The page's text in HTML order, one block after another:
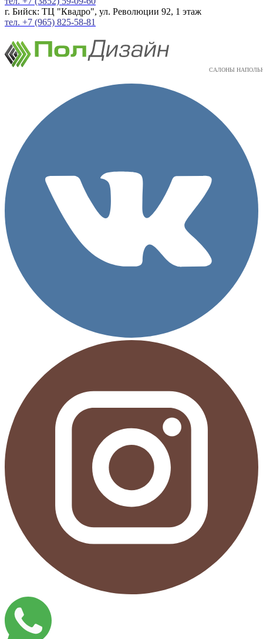
г. Бийск: ТЦ "Квадро", ул. Революции 92, 1 этаж
тел. +7 (965) 825-58-81
САЛОНЫ